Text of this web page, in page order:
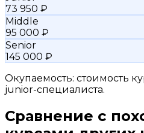
73 950 ₽
Middle
95 000 ₽
Senior
145 000 ₽
Окупаемость: стоимость
junior-специалиста.
Сравнение с